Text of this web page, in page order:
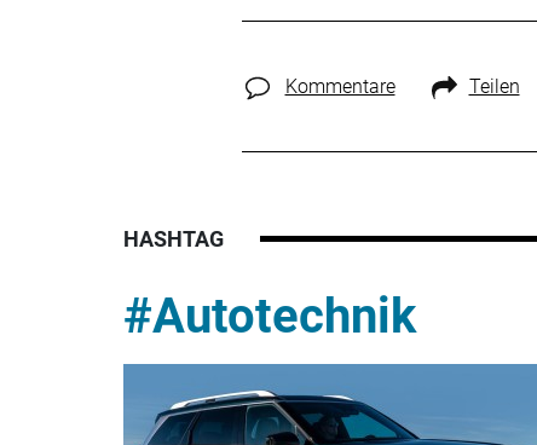
Kommentare Teilen
HASHTAG
#Autotechnik